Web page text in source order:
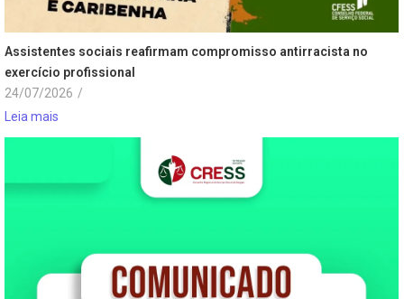
Assistentes sociais reafirmam compromisso antirracista no
exercício profissional
24/07/2026 /
Leia mais